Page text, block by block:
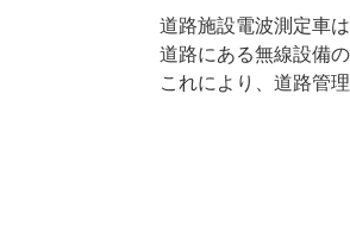
道路施設電波測定車
道路にある無線設備
これにより、道路管